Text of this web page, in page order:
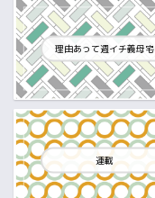
理由あって週イチ義母宅
連載